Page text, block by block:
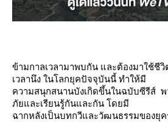
ข้ามกาลเวลามาพบกัน และต้องมาใช้ชีวิ
เวลานึง ในโลกยุคปัจจุบันนี้ ทำให้มี
ความสนุกสนานบังเกิดขึ้นในฉบับซีรีส์ พ
ภัยและเรียนรู้กันและกัน โดยมี
ฉากหลังเป็นบทกวีและวัฒนธรรมของยุค